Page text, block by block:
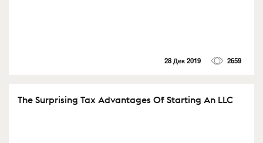
28 Дек 2019 2659
The Surprising Tax Advantages Of Starting An LLC